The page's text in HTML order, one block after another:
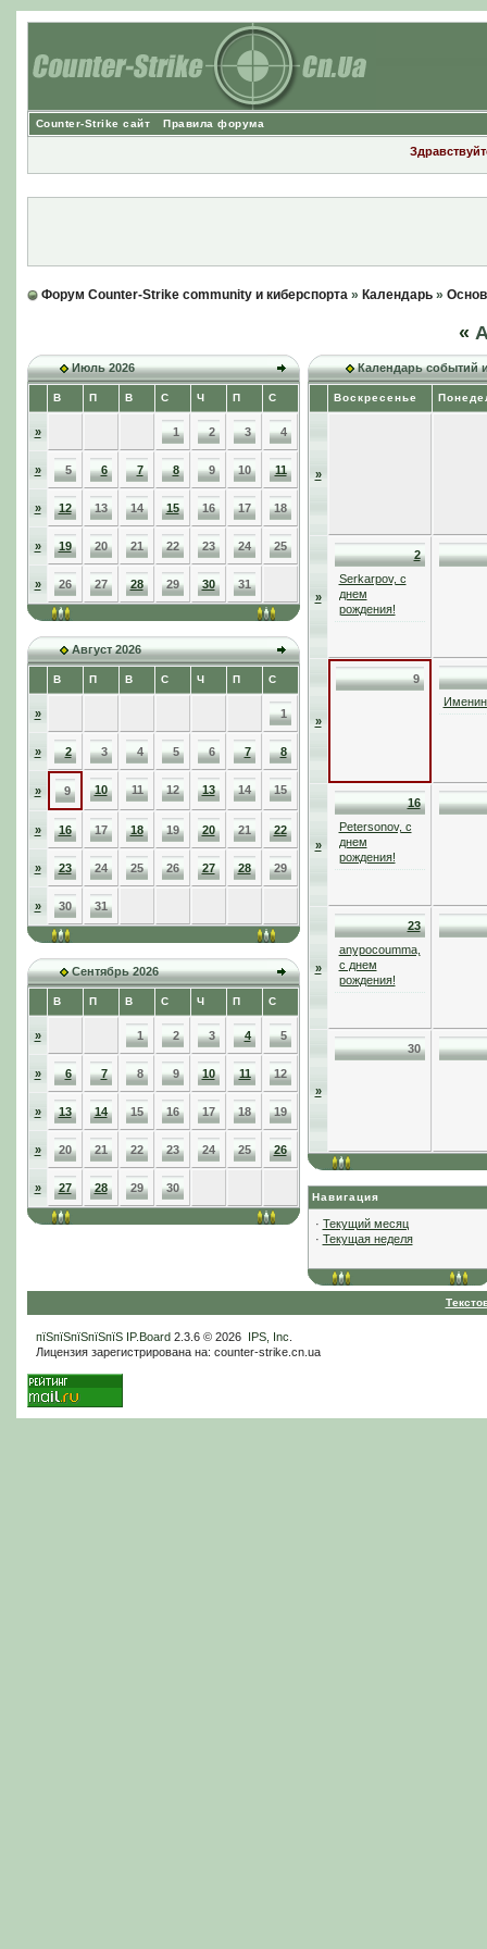
Counter-Strike сайт Правила форума
Форум Counter-Strike community и киберспорта» Календарь»
«
Июль 2026
В П В С Ч П С
» 1 2 3 4
» 5 6 7 8 9 10 11
» 12 13 14 15 16 17 18
» 19 20 21 22 23 24 25
» 26 27 28 29 30 31
Август 2026
В П В С Ч П С
» 1
» 2 3 4 5 6 7 8
» 9 10 11 12 13 14 15
» 16 17 18 19 20 21 22
» 23 24 25 26 27 28 29
» 30 31
Сентябрь 2026
В П В С Ч П С
» 1 2 3 4 5
» 6 7 8 9 10 11 12
» 13 14 15 16 17 18 19
» 20 21 22 23 24 25 26
» 27 28 29 30
Календарь событий
Воскресенье
»
»
2
Serkarpov, с
днем
рождения!
»
9
»
16
Petersonov, с
днем
рождения!
»
23
anypocoumma,
с днем
рождения!
»
30
Навигация
· Текущий месяц
· Текущая неделя
пїЅпїЅпїЅпїЅпїЅ IP.Board2.3.6 © 2026 IPS, Inc
Лицензия зарегистрирована на: counter-strike.cn.ua